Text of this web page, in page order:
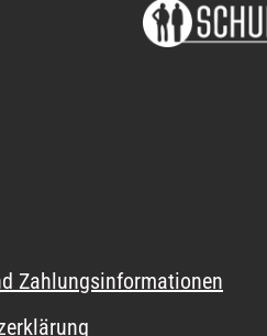
Zahlungsinformationen